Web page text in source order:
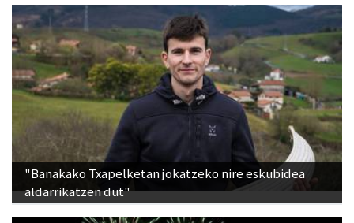
"Banakako Txapelketan jokatzeko nire eskubidea
aldarrikatzen dut"